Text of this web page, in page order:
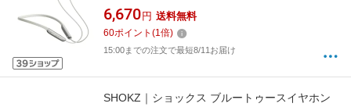
[ワイヤレス(ネックバンド) /カナル型 /ノイズキ
ャンセリング対応 /Bluetooth対応]
6,670 円 送料無料
60ポイント (1倍)
15:00までの注文で最短8/11お届け
SHOKZ｜ショックス ブルートゥースイヤホン